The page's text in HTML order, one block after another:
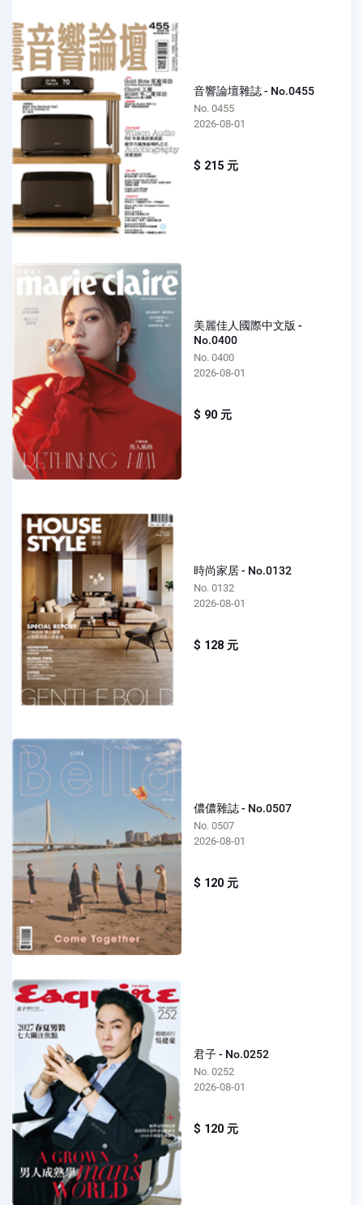
音響論壇雜誌 - No.0455
No. 0455
2026-08-01
$ 215 元
美麗佳人國際中文版 -
No.0400
No. 0400
2026-08-01
$ 90 元
時尚家居 - No.0132
No. 0132
2026-08-01
$ 128 元
儂儂雜誌 - No.0507
No. 0507
2026-08-01
$ 120 元
君子 - No.0252
No. 0252
2026-08-01
$ 120 元